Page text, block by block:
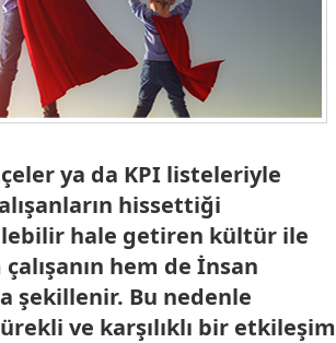
ya da KPI listeleriyle
hissettiği
hale getiren kültür ile
hem de İnsan
şekillenir. Bu nedenle
ve karşılıklı bir etkileşim